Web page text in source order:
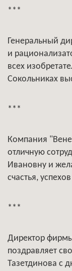
***
Генеральный
и
всех
Сокольниках
***
Компания
отличную
Ивановну и
счастья,
***
Директор
поздравляет
Тазетдинова с